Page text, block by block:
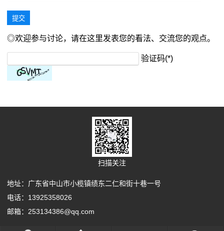
◎欢迎参与讨论，请在这里发表您的看法、交流您的观点。
验证码(*)
扫描关注
地址：广东省中山市小榄镇绩东二仁和街十巷一号
电话：13925358026
邮箱：253134386@qq.com